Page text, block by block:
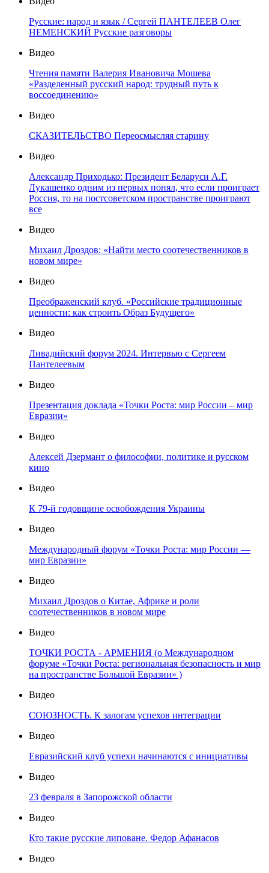
Русские: народ и язык / Сергей ПАНТЕЛЕЕВ Олег
НЕМЕНСКИЙ Русские разговоры
Видео
Чтения памяти Валерия Ивановича Мошева
«Разделенный русский народ: трудный путь к
воссоединению»
Видео
СКАЗИТЕЛЬСТВО Переосмысляя старину
Видео
Александр Приходько: Президент Беларуси А.Г.
Лукашенко одним из первых понял, что если проиграет
Россия, то на постсоветском пространстве проиграют
все
Видео
Михаил Дроздов: «Найти место соотечественников в
новом мире»
Видео
Преображенский клуб. «Российские традиционные
ценности: как строить Образ Будущего»
Видео
Ливадийский форум 2024. Интервью с Сергеем
Пантелеевым
Видео
Презентация доклада «Точки Роста: мир России – мир
Евразии»
Видео
Алексей Дзермант о философии, политике и русском
кино
Видео
К 79-й годовщине освобождения Украины
Видео
Международный форум «Точки Роста: мир России —
мир Евразии»
Видео
Михаил Дроздов о Китае, Африке и роли
соотечественников в новом мире
Видео
ТОЧКИ РОСТА - АРМЕНИЯ (о Международном
форуме «Точки Роста: региональная безопасность и мир
на пространстве Большой Евразии» )
Видео
СОЮЗНОСТЬ. К залогам успехов интеграции
Видео
Евразийский клуб успехи начинаются с инициативы
Видео
23 февраля в Запорожской области
Видео
Кто такие русские липоване. Федор Афанасов
Видео